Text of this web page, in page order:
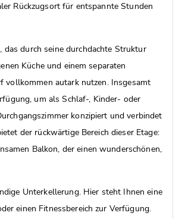
Rückzugsort für entspannte Stunden
das durch seine durchdachte Struktur
Küche und einem separaten
vollkommen autark nutzen. Insgesamt
um als Schlaf-, Kinder- oder
konzipiert und verbindet
der rückwärtige Bereich dieser Etage:
Balkon, der einen wunderschönen,
Unterkellerung. Hier steht Ihnen eine
einen Fitnessbereich zur Verfügung.